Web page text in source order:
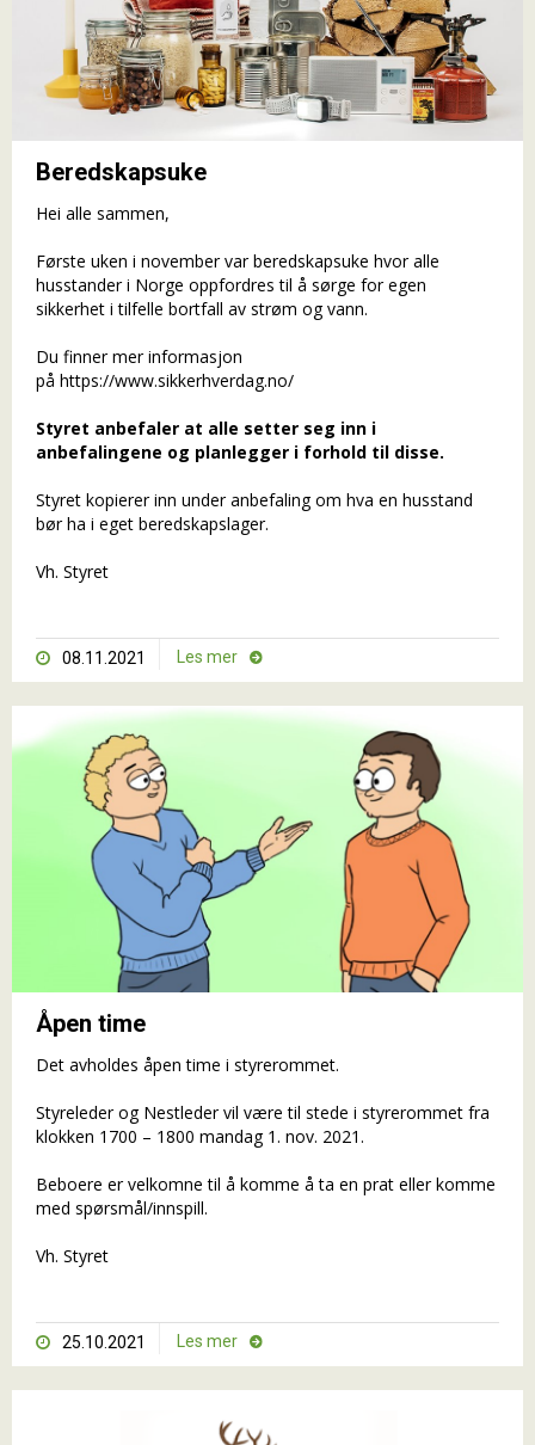
Beredskapsuke
Hei alle sammen,
Første uken i november var beredskapsuke hvor alle
husstander i Norge oppfordres til å sørge for egen
sikkerhet i tilfelle bortfall av strøm og vann.
Du finner mer informasjon
på https://www.sikkerhverdag.no/
Styret anbefaler at alle setter seg inn i
anbefalingene og planlegger i forhold til disse.
Styret kopierer inn under anbefaling om hva en husstand
bør ha i eget beredskapslager.
Vh. Styret
 08.11.2021 Les mer 
Åpen time
Det avholdes åpen time i styrerommet.
Styreleder og Nestleder vil være til stede i styrerommet fra
klokken 1700 – 1800 mandag 1. nov. 2021.
Beboere er velkomne til å komme å ta en prat eller komme
med spørsmål/innspill.
Vh. Styret
 25.10.2021 Les mer 